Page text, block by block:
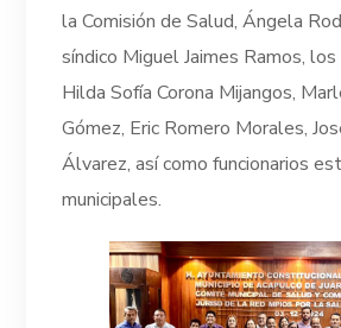
la Comisión de Salud, Ángela
síndico Miguel Jaimes Ramos,
Hilda Sofía Corona Mijangos,
Gómez, Eric Romero Morales,
Álvarez, así como funcionarios
municipales.